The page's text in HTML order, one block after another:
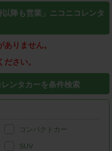
降も営業」ニコニコレンタ
りません。
さい。
ンタカーを条件検索
コンパクトカー
SUV